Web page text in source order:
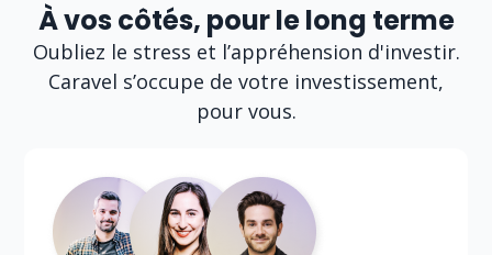
À vos côtés, pour le long terme
Oubliez le stress et l’appréhension d'investir.
Caravel s’occupe de votre investissement,
pour vous.